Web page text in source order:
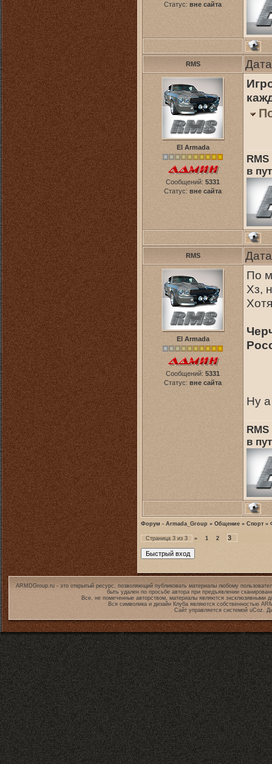
Статус: вне сайта
RMS
El Armada
Сообщений: 5331
Статус: вне сайта
в
RMS
El Armada
Сообщений: 5331
Статус: вне сайта
По
Хз,
Ну
в
Форум - Armada_Group » Общение » Спорт »
Страница 3 из 3 « 1 2 3
ARMDGroup.ru - это открытый ресурс, позволяющий публиковать материалы любому
быть удален по просьбе автора при предъявлении
Все, не помеченные авторством, материалы являются эксклюзивными
Вся символика и дизайн Клуба являются собственностью
Сайт управляется системой uCoz.